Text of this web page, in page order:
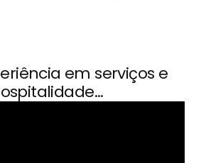
em serviços e